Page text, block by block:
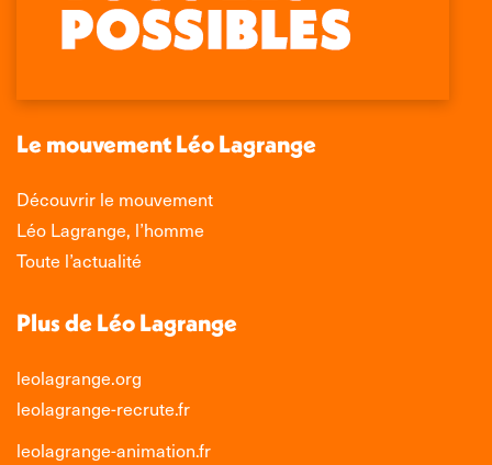
Facebook
s'ouvre
une
fenêtre
X
s'ouvre
une
fenêtre
LinkedIn
s'ouvre
une
fenêtre
Instagram
s'ouvre
une
nouvelle
fenêtre
Le mouvement Léo Lagrange
Découvrir le mouvement
Léo Lagrange, l’homme
Toute l’actualité
Plus de Léo Lagrange
leolagrange.org
leolagrange-recrute.fr
leolagrange-animation.fr